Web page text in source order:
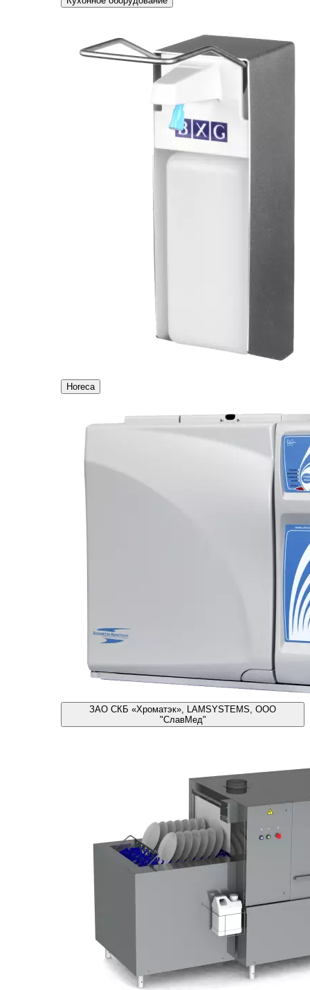
Horeca
ЗАО СКБ «Хроматэк», LAMSYSTEMS, ООО
"СлавМед"